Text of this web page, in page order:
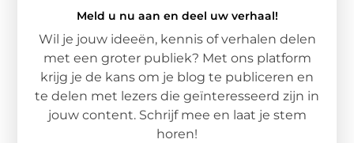
Meld u nu aan en deel uw verhaal!
Wil je jouw ideeën, kennis of verhalen delen
met een groter publiek? Met ons platform
krijg je de kans om je blog te publiceren en
te delen met lezers die geïnteresseerd zijn in
jouw content. Schrijf mee en laat je stem
horen!